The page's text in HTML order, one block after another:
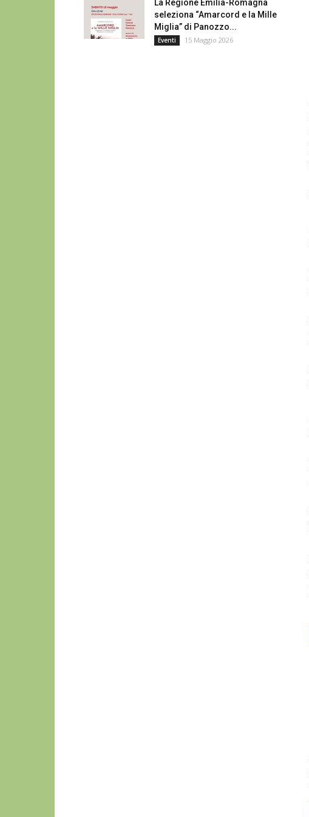
La Regione Emilia-Romagna
seleziona “Amarcord e la Mille
Miglia” di Panozzo...
Eventi 15 Maggio 2026